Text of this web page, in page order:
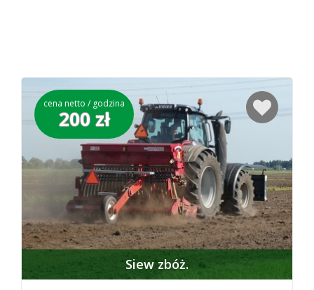
cena netto / godzina
200 zł
Siew zbóż